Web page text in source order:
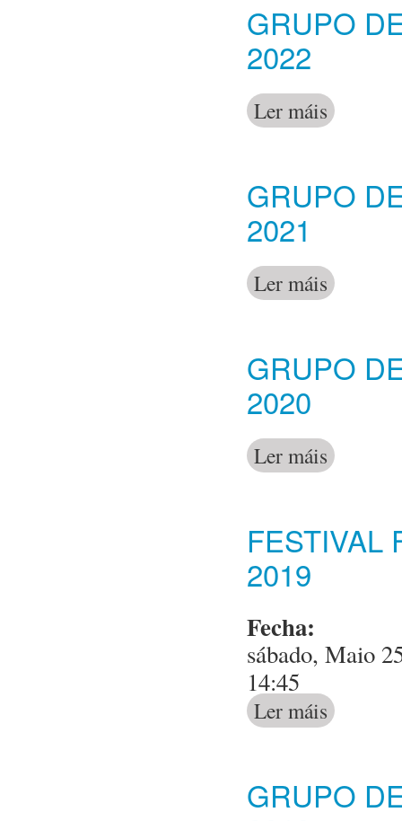
GRUPO
2022
Ler máis acerca de
GRUPO
2021
Ler máis acerca de
GRUPO
2020
Ler máis acerca de
FESTIVAL
2019
Fecha:
sábado, Maio
14:45
Ler máis acerca de
GRUPO